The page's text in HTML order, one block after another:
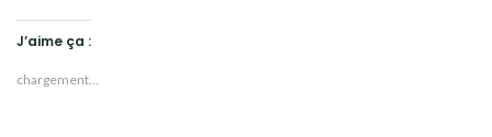
J’aime ça :
chargement…